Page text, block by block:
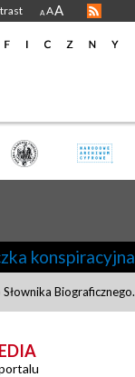
A AA
konspiracyjna
Biograficznego.